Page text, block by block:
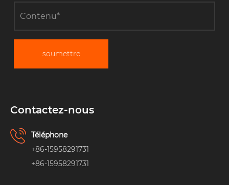
soumettre
Contactez-nous
Téléphone
+86-15958291731
+86-15958291731